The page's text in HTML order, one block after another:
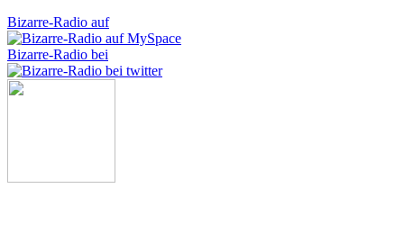
Bizarre-Radio auf
Bizarre-Radio bei